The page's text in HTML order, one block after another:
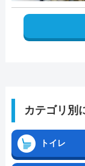
カテゴリ別
トイレ